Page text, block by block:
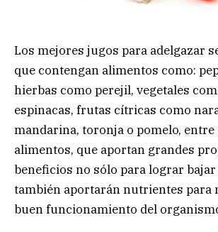
Los mejores jugos para adelgazar
que contengan alimentos como:
hierbas como perejil, vegetales
espinacas, frutas cítricas como
mandarina, toronja o pomelo, entre
alimentos, que aportan grandes
beneficios no sólo para lograr bajar
también aportarán nutrientes para
buen funcionamiento del